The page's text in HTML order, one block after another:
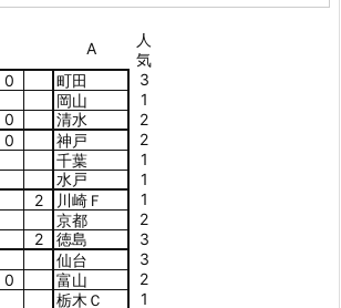
A
人
気
0 町田
3
岡山
1
0 清水
2
0 神戸
2
千葉
1
水戸
1
2 川崎Ｆ
1
京都
2
2 徳島
3
仙台
3
0 富山
2
栃木Ｃ 1